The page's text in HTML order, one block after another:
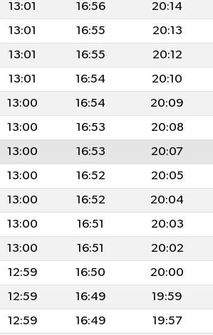
13:01 16:56 20:14
13:01 16:55 20:13
13:01 16:55 20:12
13:01 16:54 20:10
13:00 16:54 20:09
13:00 16:53 20:08
13:00 16:53 20:07
13:00 16:52 20:05
13:00 16:52 20:04
13:00 16:51 20:03
13:00 16:51 20:02
12:59 16:50 20:00
12:59 16:49 19:59
12:59 16:49 19:57